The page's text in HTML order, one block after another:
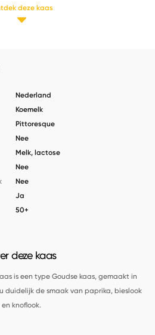
deze kaas
Nederland
Koemelk
Pittoresque
Nee
Melk, lactose
Nee
Nee
Ja
50+
deze kaas
is een type Goudse kaas, gemaakt in
duidelijk de smaak van paprika, bieslook
en knoflook.